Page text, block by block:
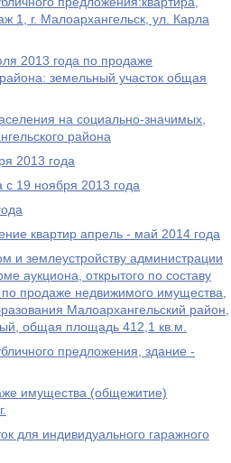
1, г. Малоархангельск, ул. Карла
2013 года по продаже
земельный участок общая
на социально-значимых,
района
2013 года
с 19 ноября 2013 года
квартир апрель - май 2014 года
землеустройству администрации
аукциона, открытого по составу
продаже недвижимого имущества,
Малоархангельский район,
общая площадь 412,1 кв.м.
предложения, здание -
имущества (общежитие)
для индивидуального гаражного